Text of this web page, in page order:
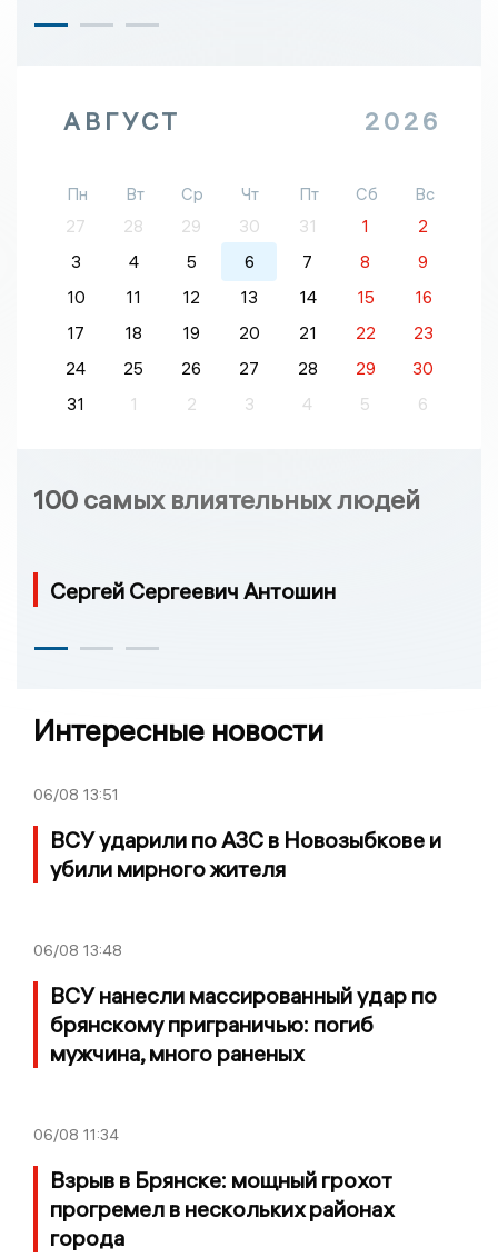
АВГУСТ 2026
Пн Вт Ср Чт Пт Сб
Вс
27
28 29 30 31 1
2
3
4 5 6 7 8
9
10
11 12 13 14 15
16
17
18 19 20 21 22
23
24
25 26 27 28 29
30
31
1 2 3 4 5 6
100 самых влиятельных людей
Сергей Сергеевич Антошин
Интересные новости
06/08 13:51
ВСУ ударили по АЗС в Новозыбкове и
убили мирного жителя
06/08 13:48
ВСУ нанесли массированный удар по
брянскому приграничью: погиб
мужчина, много раненых
06/08 11:34
Взрыв в Брянске: мощный грохот
прогремел в нескольких районах
города